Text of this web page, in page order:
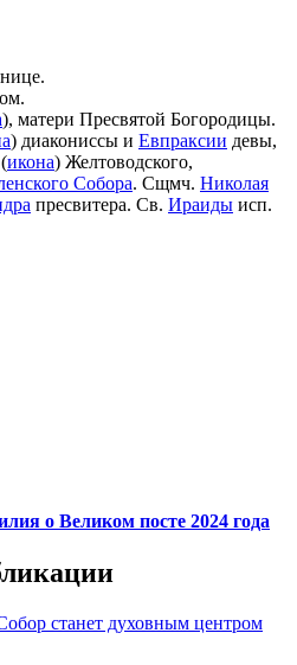
), матери Пресвятой Богородицы.
) диакониссы и Евпраксии девы,
(икона) Желтоводского,
Собора. Сщмч. Николая
пресвитера. Св. Ираиды исп.
о Великом посте 2024 года